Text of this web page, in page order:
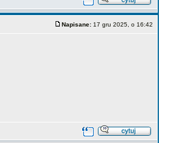
Napisane: 17 gru 2025, o 16:42